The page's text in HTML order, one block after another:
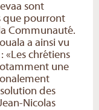
sont
que pourront
Communauté.
a ainsi vu
«Les chrétiens
une
des
Nicolas